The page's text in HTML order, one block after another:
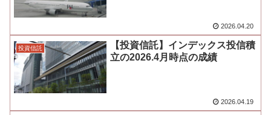
2026.04.20
投資信託
【投資信託】インデックス投信積
立の2026.4月時点の成績
2026.04.19